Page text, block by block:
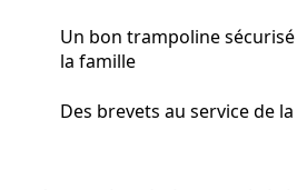
Un bon trampoline
la famille
Des brevets au service de